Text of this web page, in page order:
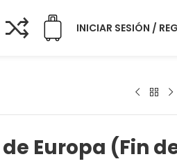
INICIAR SESIÓN /
Europa (Fin